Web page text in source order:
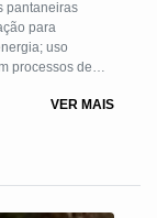
pantaneiras
uso
processos de
VER MAIS